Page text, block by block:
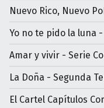
Nuevo Rico, Nuevo
Yo no te pido la luna
Amar y vivir - Serie
La Doña - Segunda
El Cartel Capítulos